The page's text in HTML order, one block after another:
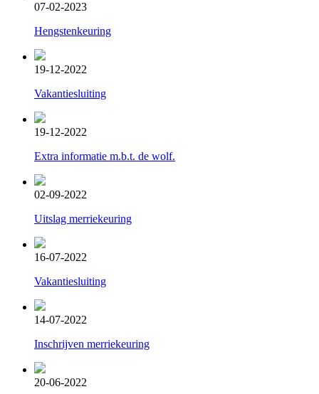
07-02-2023
Hengstenkeuring
19-12-2022
Vakantiesluiting
19-12-2022
Extra informatie m.b.t. de wolf.
02-09-2022
Uitslag merriekeuring
16-07-2022
Vakantiesluiting
14-07-2022
Inschrijven merriekeuring
20-06-2022